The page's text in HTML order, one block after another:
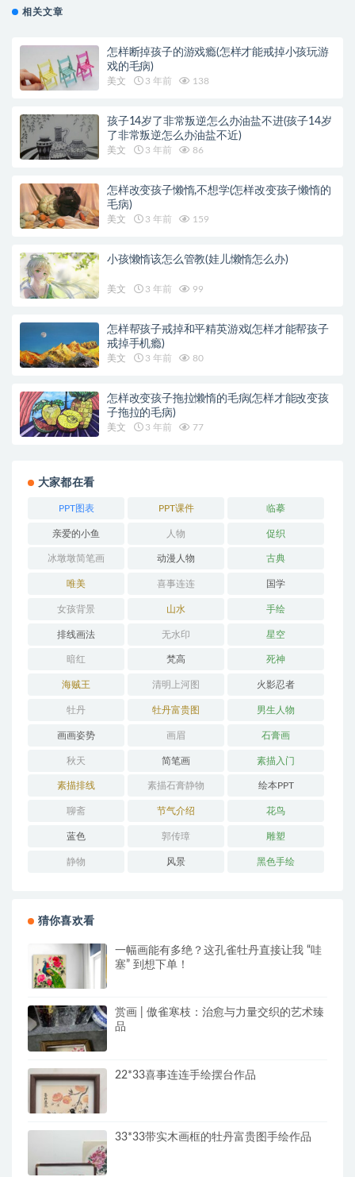
相关文章
怎样断掉孩子的游戏瘾(怎样才能戒掉小孩玩游
戏的毛病)
美文 3 年前 138
孩子14岁了非常叛逆怎么办油盐不进(孩子14岁
了非常叛逆怎么办油盐不近)
美文 3 年前 86
怎样改变孩子懒惰,不想学(怎样改变孩子懒惰的
毛病)
美文 3 年前 159
小孩懒惰该怎么管教(娃儿懒惰怎么办)
美文 3 年前 99
怎样帮孩子戒掉和平精英游戏(怎样才能帮孩子
戒掉手机瘾)
美文 3 年前 80
怎样改变孩子拖拉懒惰的毛病(怎样才能改变孩
子拖拉的毛病)
美文 3 年前 77
大家都在看
PPT图表 PPT课件 临摹
亲爱的小鱼 人物 促织
冰墩墩简笔画 动漫人物 古典
唯美 喜事连连 国学
女孩背景 山水 手绘
排线画法 无水印 星空
暗红 梵高 死神
海贼王 清明上河图 火影忍者
牡丹 牡丹富贵图 男生人物
画画姿势 画眉 石膏画
秋天 简笔画 素描入门
素描排线 素描石膏静物 绘本PPT
聊斋 节气介绍 花鸟
蓝色 郭传璋 雕塑
静物 风景 黑色手绘
猜你喜欢看
一幅画能有多绝？这孔雀牡丹直接让我 “哇
塞” 到想下单！
赏画 | 傲雀寒枝：治愈与力量交织的艺术臻
品
22*33喜事连连手绘摆台作品
33*33带实木画框的牡丹富贵图手绘作品